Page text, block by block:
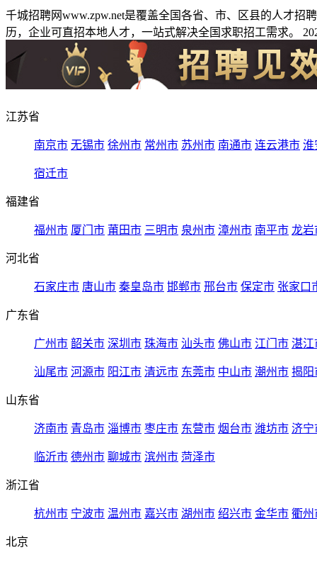
千城招聘网www.zpw.net是覆盖全国各省、市、区县的人才
历，企业可直招本地人才，一站式解决全国求职招工需求。
江苏省
南京市 无锡市 徐州市 常州市 苏州市 南通市 连云港市 淮
宿迁市
福建省
福州市 厦门市 莆田市 三明市 泉州市 漳州市 南平市 龙岩
河北省
石家庄市 唐山市 秦皇岛市 邯郸市 邢台市 保定市 张家口
广东省
广州市 韶关市 深圳市 珠海市 汕头市 佛山市 江门市 湛江
汕尾市 河源市 阳江市 清远市 东莞市 中山市 潮州市 揭阳
山东省
济南市 青岛市 淄博市 枣庄市 东营市 烟台市 潍坊市 济宁
临沂市 德州市 聊城市 滨州市 菏泽市
浙江省
杭州市 宁波市 温州市 嘉兴市 湖州市 绍兴市 金华市 衢州
北京